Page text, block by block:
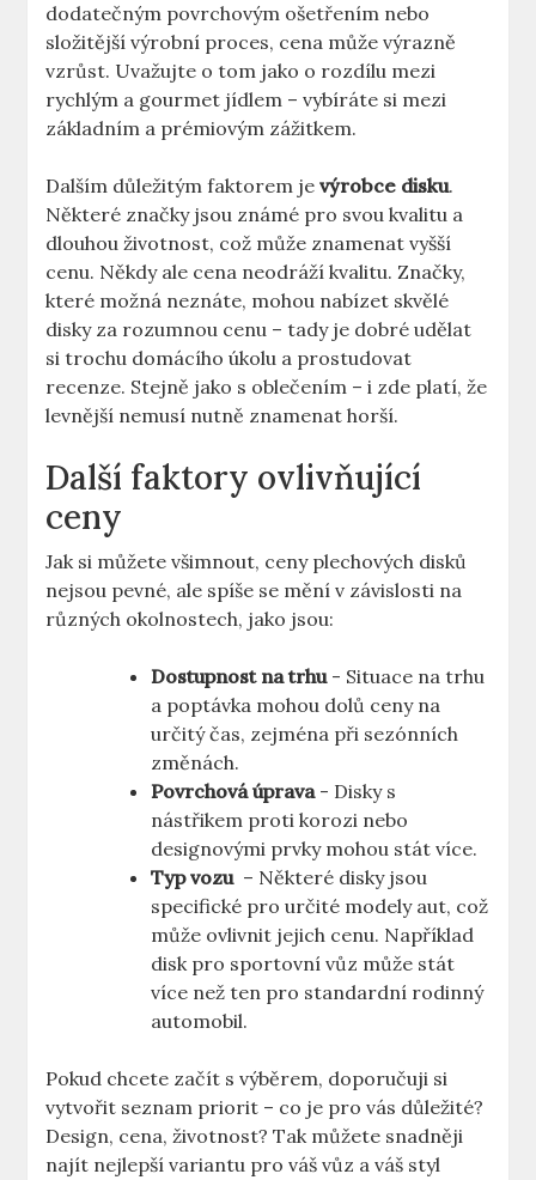
dodatečným⁤ povrchovým ošetřením nebo
složitější výrobní proces, ⁢cena může výrazně
vzrůst. Uvažujte o tom jako o rozdílu mezi
rychlým ‌a gourmet jídlem‌ – vybíráte si‍ mezi
základním a prémiovým ​zážitkem.
Dalším důležitým ⁢faktorem jevýrobce disku.
Některé značky ‌jsou známé pro svou kvalitu a
dlouhou životnost, což může znamenat vyšší
cenu. Někdy ale cena neodráží kvalitu. Značky,
které možná neznáte, mohou nabízet skvělé⁤
disky za rozumnou cenu – tady‍ je dobré udělat
si trochu ​domácího úkolu a prostudovat
recenze.‍ Stejně ‌jako s oblečením – i zde platí, ⁢že
levnější nemusí nutně znamenat horší.
Další faktory ovlivňující
ceny
Jak​ si můžete‍ všimnout, ceny plechových ⁢disků ​
nejsou pevné, ale spíše se mění v závislosti na
různých okolnostech, jako jsou:
Dostupnost ‍na⁣ trhu⁢-‍ Situace na trhu
a poptávka mohou dolů ceny na
určitý čas, zejména při sezónních
změnách.
Povrchová ​úprava⁢- Disky s
nástřikem ⁤proti korozi nebo
designovými prvky mohou stát více.
Typ vozu‍ – Některé disky ⁢jsou
specifické pro určité modely aut, což
může ovlivnit jejich cenu. ‍Například
disk pro sportovní‍ vůz ⁣může stát
⁤více než⁣ ten pro standardní rodinný
automobil.
Pokud chcete začít​ s výběrem, doporučuji si
vytvořit seznam priorit ⁤– co je ‌pro vás důležité?
Design, cena, životnost?‍ Tak můžete snadněji
⁢najít nejlepší variantu pro váš vůz⁤ a váš styl